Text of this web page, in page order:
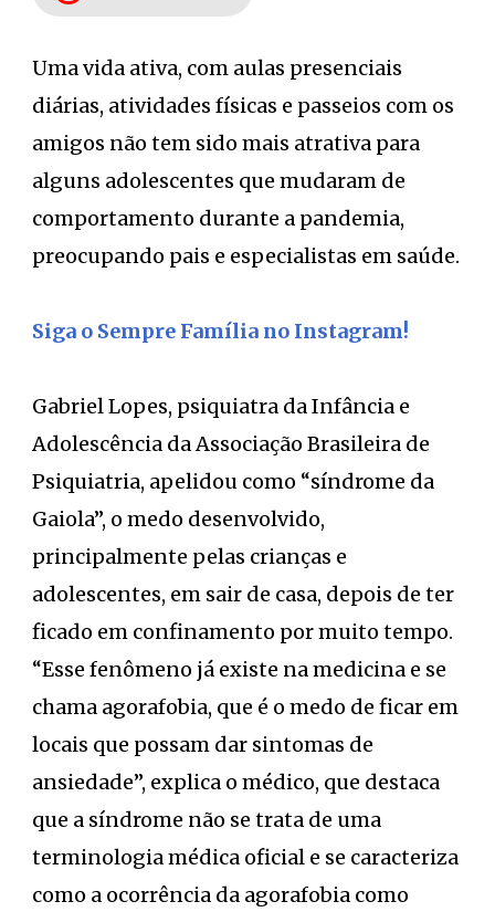
Uma vida ativa, com aulas presenciais
diárias, atividades físicas e passeios com os
amigos não tem sido mais atrativa para
alguns adolescentes que mudaram de
comportamento durante a pandemia,
preocupando pais e especialistas em saúde.
Siga o Sempre Família no Instagram!
Gabriel Lopes, psiquiatra da Infância e
Adolescência da Associação Brasileira de
Psiquiatria, apelidou como “síndrome da
Gaiola”, o medo desenvolvido,
principalmente pelas crianças e
adolescentes, em sair de casa, depois de ter
ficado em confinamento por muito tempo.
“Esse fenômeno já existe na medicina e se
chama agorafobia, que é o medo de ficar em
locais que possam dar sintomas de
ansiedade”, explica o médico, que destaca
que a síndrome não se trata de uma
terminologia médica oficial e se caracteriza
como a ocorrência da agorafobia como